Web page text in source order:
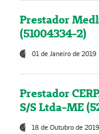
Prestador
(51004334-2)
01 de Janeiro de 2019
Prestador
S/S Ltda-ME
18 de Outubro de 2019